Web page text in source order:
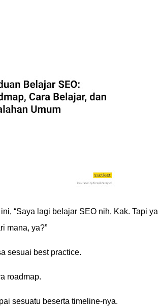
“Saya lagi belajar SEO nih, Kak. Tapi ya
mana, ya?”
sesuai best practice.
roadmap.
sesuatu beserta timeline-nya.